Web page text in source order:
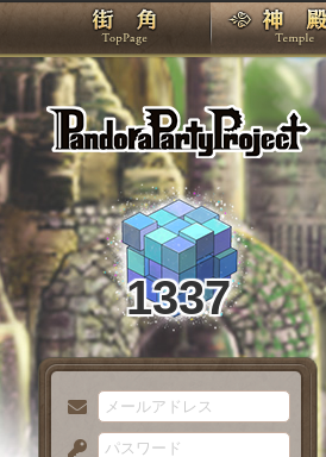
TOP
1337
メ